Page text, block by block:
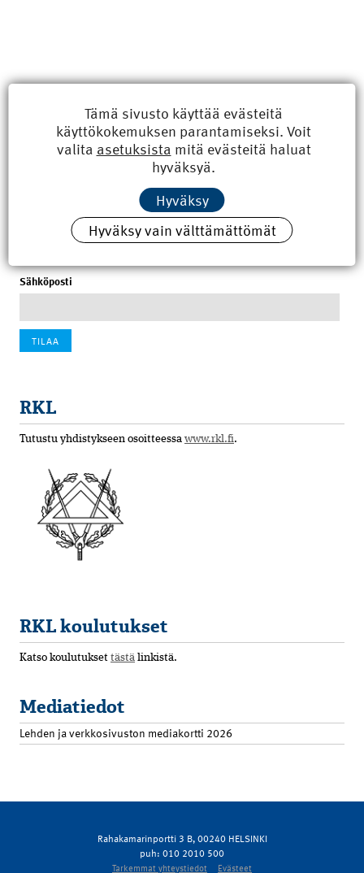
Uusimmat
Kyberisku kiinteistötietoihin haittaisi energiarakentamista
8.6.2026 15:21
100 vuotta sitten: Rajajoen uusi rautatiesilta
Tilaa uutiskirje
Sähköposti
RKL
Tutustu yhdistykseen osoitteessa www.rkl.fi.
RKL koulutukset
Katso koulutukset tästä linkistä.
Mediatiedot
Lehden ja verkkosivuston mediakortti 2026
Rahakamarinportti 3 B, 00240 HELSINKI
puh: 010 2010 500
Tarkemmat yhteystiedot Evästeet
Tämä sivusto käyttää evästeitä
käyttökokemuksen parantamiseksi. Voit
valita asetuksista mitä evästeitä haluat
hyväksyä.
Hyväksy
Hyväksy vain välttämättömät